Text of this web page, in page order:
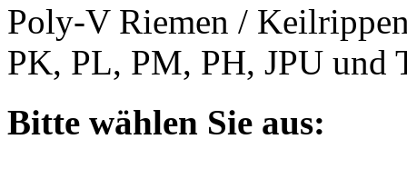
Poly-V Riemen /
PK, PL, PM, PH, JPU und
Bitte wählen Sie aus: